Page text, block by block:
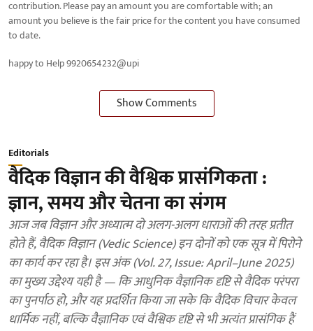
contribution. Please pay an amount you are comfortable with; an
amount you believe is the fair price for the content you have consumed
to date.
happy to Help 9920654232@upi
Show Comments
Editorials
वैदिक विज्ञान की वैश्विक प्रासंगिकता :
ज्ञान, समय और चेतना का संगम
आज जब विज्ञान और अध्यात्म दो अलग-अलग धाराओं की तरह प्रतीत
होते हैं, वैदिक विज्ञान (Vedic Science) इन दोनों को एक सूत्र में पिरोने
का कार्य कर रहा है। इस अंक (Vol. 27, Issue: April–June 2025)
का मुख्य उद्देश्य यही है — कि आधुनिक वैज्ञानिक दृष्टि से वैदिक परंपरा
का पुनर्पाठ हो, और यह प्रदर्शित किया जा सके कि वैदिक विचार केवल
धार्मिक नहीं, बल्कि वैज्ञानिक एवं वैश्विक दृष्टि से भी अत्यंत प्रासंगिक हैं